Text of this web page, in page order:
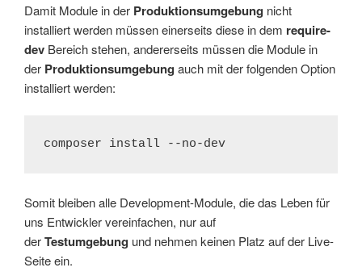
Damit Module in der Produktionsumgebung nicht
installiert werden müssen einerseits diese in dem require-
dev Bereich stehen, andererseits müssen die Module in
der Produktionsumgebung auch mit der folgenden Option
installiert werden:
composer install --no-dev
Somit bleiben alle Development-Module, die das Leben für
uns Entwickler vereinfachen, nur auf
derTestumgebung und nehmen keinen Platz auf der Live-
Seite ein.